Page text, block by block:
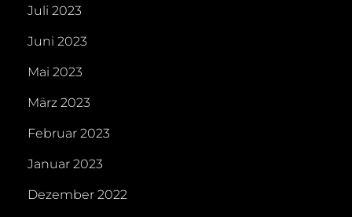
Juli 2023
Juni 2023
Mai 2023
März 2023
Februar 2023
Januar 2023
Dezember 2022